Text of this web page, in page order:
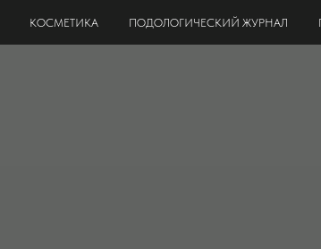
КОСМЕТИКА ПОДОЛОГИЧЕСКИЙ ЖУРНАЛ